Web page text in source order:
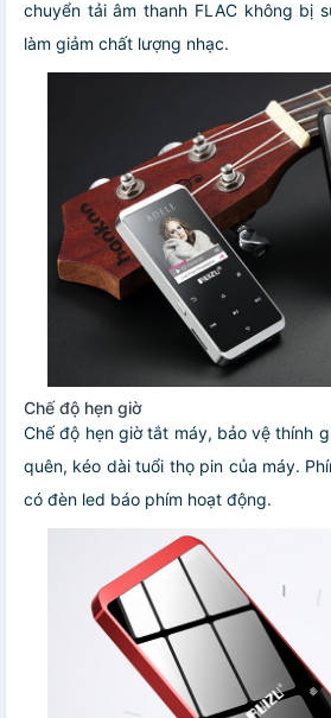
chuyển tải âm thanh FLAC không bị
làm giảm chất lượng nhạc.
Chế độ hẹn giờ
Chế độ hẹn giờ tắt máy, bảo vệ thính
quên, kéo dài tuổi thọ pin của máy.
có đèn led báo phím hoạt động.